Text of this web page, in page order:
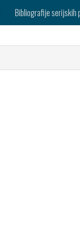
Bibliografije serijskih